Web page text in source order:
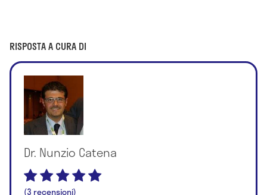
RISPOSTA A CURA DI
Dr. Nunzio Catena
(3 recensioni)